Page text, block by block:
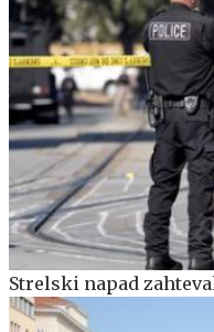
Strelski napad